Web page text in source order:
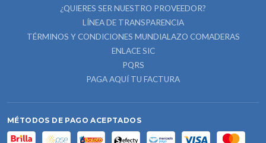
¿QUIERES SER NUESTRO PROVEEDOR?
LÍNEA DE TRANSPARENCIA
TÉRMINOS Y CONDICIONES MUNDIALAZO COMADERAS
ENLACE SIC
PQRS
PAGA AQUÍ TU FACTURA
MÉTODOS DE PAGO ACEPTADOS